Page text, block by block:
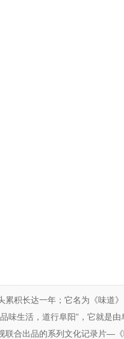
累积长达一年；它名为《味道
味生活，道行阜阳”，它就是
联合出品的系列文化记录片—